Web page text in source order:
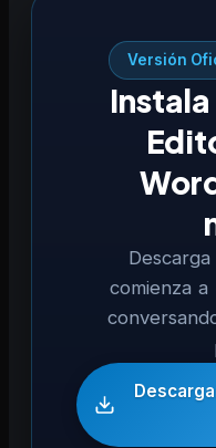
Versión
comienza